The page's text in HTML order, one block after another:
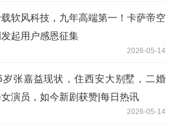
软风科技，九年高端第一！卡萨帝空
起用户感恩征集
2026-05-14
岁张嘉益现状，住西安大别墅，二婚
演员，如今新剧获赞|每日热讯
2026-05-14